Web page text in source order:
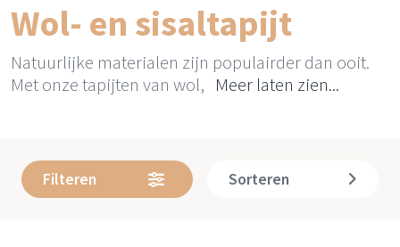
Wol- en sisaltapijt
Natuurlijke materialen zijn populairder dan ooit.
Met onze tapijten van wol, Meer laten zien...
Filteren Sorteren